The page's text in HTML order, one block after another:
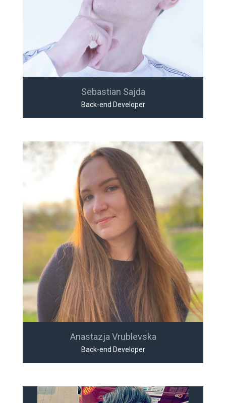
Sebastian Sajda
Back-end Developer
Anastazja Vrublevska
Back-end Developer